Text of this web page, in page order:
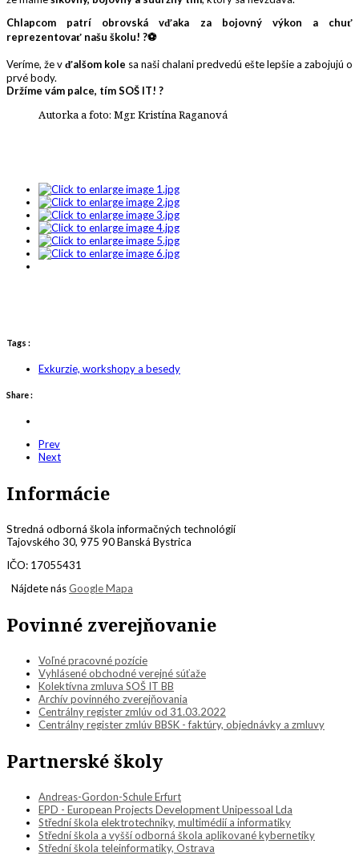
Chlapcom patrí obrovská vďaka za bojovný výkon a chuť
reprezentovať našu školu! ?⚽
Veríme, že vďalšom kole sa naši chalani predvedú ešte lepšie a zabojujú o
prvé body.
Držíme vám palce, tím SOŠ IT! ?
Autorka a foto: Mgr. Kristína Raganová
Tags :
Exkurzie, workshopy a besedy
Share :
Prev
Next
Informácie
Stredná odborná škola informačných technológií
Tajovského 30, 975 90 Banská Bystrica
IČO: 17055431
Nájdete násGoogle Mapa
Povinné zverejňovanie
Voľné pracovné pozície
Vyhlásené obchodné verejné súťaže
Kolektívna zmluva SOŠ IT BB
Archív povinného zverejňovania
Centrálny register zmlúv od 31.03.2022
Centrálny register zmlúv BBSK - faktúry, objednávky a zmluvy
Partnerské školy
Andreas-Gordon-Schule Erfurt
EPD - European Projects Development Unipessoal Lda
Střední škola elektrotechniky, multimédií a informatiky
Střední škola a vyšší odborná škola aplikované kybernetiky
Střední škola teleinformatiky, Ostrava